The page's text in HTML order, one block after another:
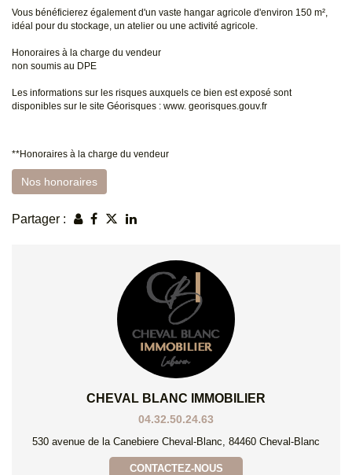
Vous bénéficierez également d'un vaste hangar agricole d'environ 150 m²,
idéal pour du stockage, un atelier ou une activité agricole.
Honoraires à la charge du vendeur
non soumis au DPE
Les informations sur les risques auxquels ce bien est exposé sont
disponibles sur le site Géorisques : www. georisques.gouv.fr
**Honoraires à la charge du vendeur
Nos honoraires
Partager :
CHEVAL BLANC IMMOBILIER
04.32.50.24.63
530 avenue de la Canebiere Cheval-Blanc, 84460 Cheval-Blanc
CONTACTEZ-NOUS